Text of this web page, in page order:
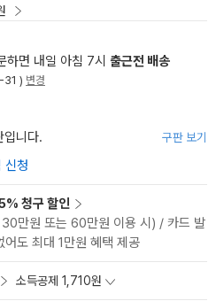
하면 내일 아침 7시 출근전 배송
31 ) 변경
입니다. 구판 보기
신청
청구 할인
만원 또는 60만원 이용 시) / 카드 발
도 최대 1만원 혜택 제공
소득공제 1,710원